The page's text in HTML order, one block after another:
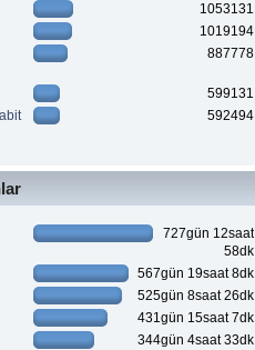
1053131
1019194
887778
599131
592494
727gün 12saat
58dk
567gün 19saat 8dk
525gün 8saat 26dk
431gün 15saat 7dk
344gün 4saat 33dk